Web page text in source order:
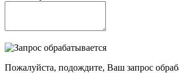
Пожалуйста, подождите, Ваш запрос